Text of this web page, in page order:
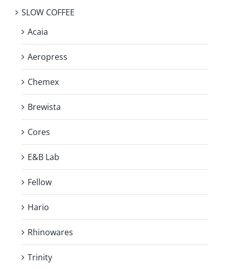
SLOW COFFEE
Acaia
Aeropress
Chemex
Brewista
Cores
E&B Lab
Fellow
Hario
Rhinowares
Trinity